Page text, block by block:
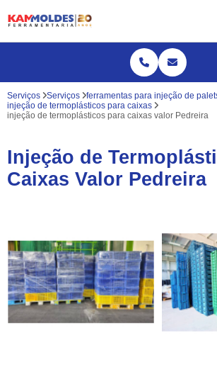
Serviços Serviços
ferramentas para injeção de
injeção de termoplásticos para caixas
injeção de termoplásticos para caixas valor Pedreira
Injeção de
Caixas Valor Pedreira